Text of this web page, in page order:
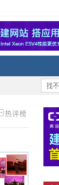
热评榜